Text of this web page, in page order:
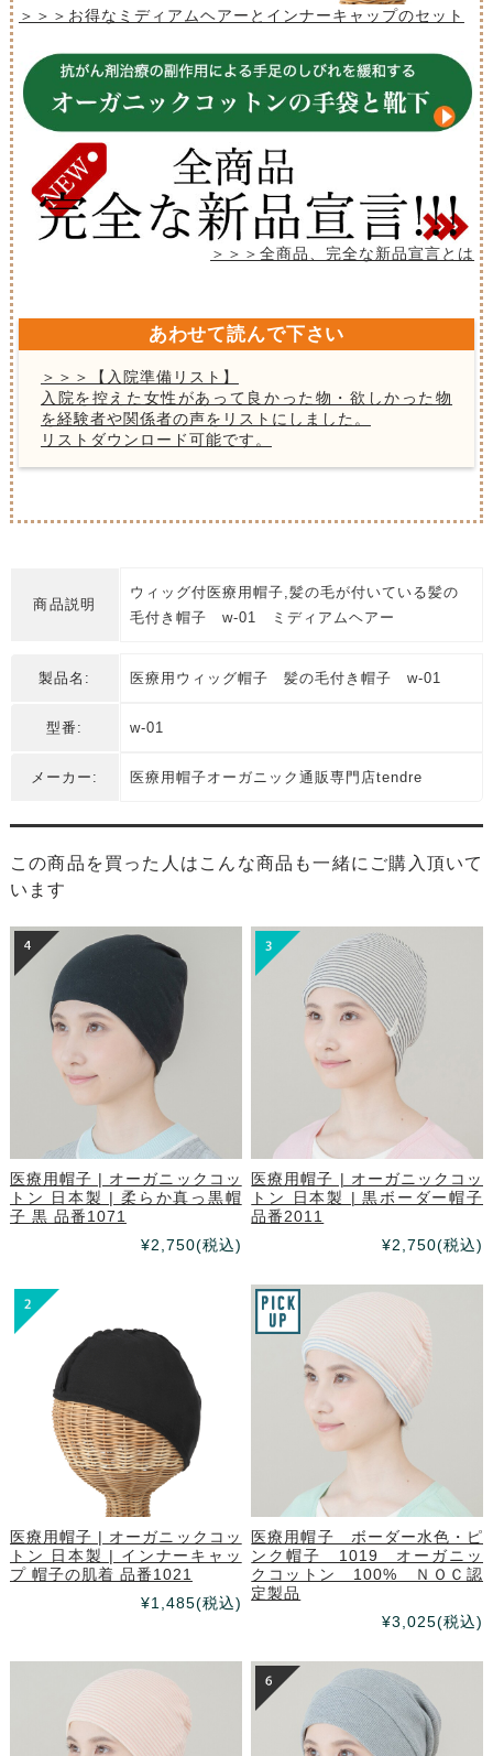
＞＞＞お得なミディアムヘアーとインナーキャップのセット
＞＞＞全商品、完全な新品宣言とは
あわせて読んで下さい
＞＞＞【入院準備リスト】
入院を控えた女性があって良かった物・欲しかった物
を経験者や関係者の声をリストにしました。
リストダウンロード可能です。
商品説明
ウィッグ付医療用帽子,髪の毛が付いている髪の
毛付き帽子 w-01 ミディアムヘアー
製品名: 医療用ウィッグ帽子 髪の毛付き帽子 w-01
型番: w-01
メーカー: 医療用帽子オーガニック通販専門店tendre
この商品を買った人はこんな商品も一緒にご購入頂いて
います
医療用帽子 | オーガニックコッ
トン 日本製 | 柔らか真っ黒帽
子 黒 品番1071
¥2,750(税込)
医療用帽子 | オーガニックコッ
トン 日本製 | 黒ボーダー帽子
品番2011
¥2,750(税込)
医療用帽子 | オーガニックコッ
トン 日本製 | インナーキャッ
プ 帽子の肌着 品番1021
¥1,485(税込)
医療用帽子 ボーダー水色・ピ
ンク帽子 1019 オーガニッ
クコットン 100% ＮＯＣ認
定製品
¥3,025(税込)